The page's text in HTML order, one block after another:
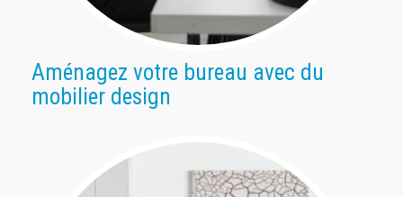
Aménagez votre bureau avec du
mobilier design